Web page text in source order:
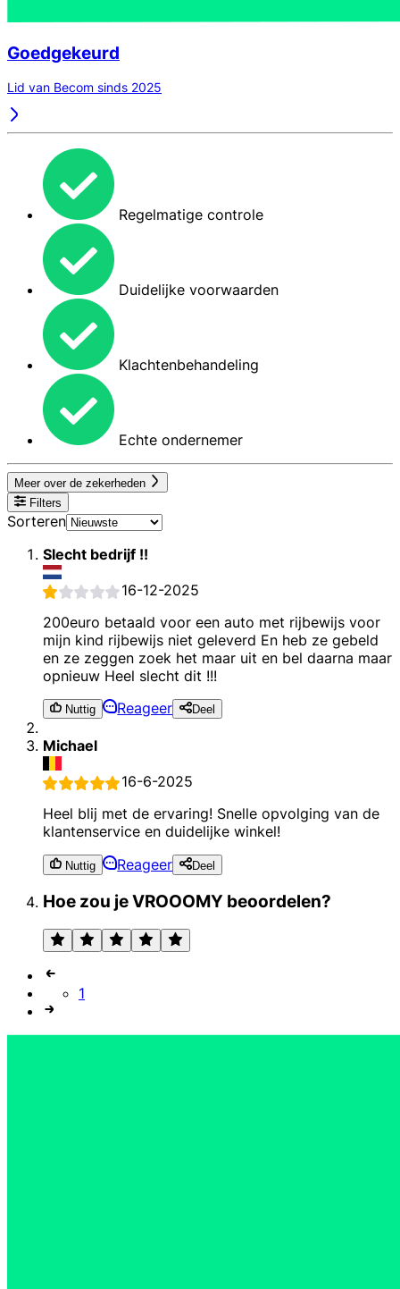
Goedgekeurd
Lid van Becom sinds 2025
Regelmatige controle
Duidelijke voorwaarden
Klachtenbehandeling
Echte ondernemer
Meer over de zekerheden
Filters
Sorteren
Slecht bedrijf !!
16-12-2025
200euro betaald voor een auto met rijbewijs voor
mijn kind rijbewijs niet geleverd En heb ze gebeld
en ze zeggen zoek het maar uit en bel daarna maar
opnieuw Heel slecht dit !!!
Nuttig Reageer Deel
Michael
16-6-2025
Heel blij met de ervaring! Snelle opvolging van de
klantenservice en duidelijke winkel!
Nuttig Reageer Deel
Hoe zou je VROOOMY beoordelen?
1